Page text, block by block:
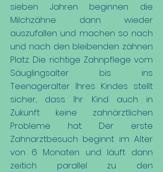
sieben Jahren beginnen die
Milchzähne dann wieder
auszufallen und machen so nach
und nach den bleibenden zähnen
Platz. Die richtige Zahnpflege vom
Säuglingsalter bis ins
Teenageralter Ihres Kindes stellt
sicher, dass Ihr Kind auch in
Zukunft keine zahnärztlichen
Probleme hat. Der erste
Zahnarztbesuch beginnt im Alter
von 6 Monaten und läuft dann
zeitich parallel zu den